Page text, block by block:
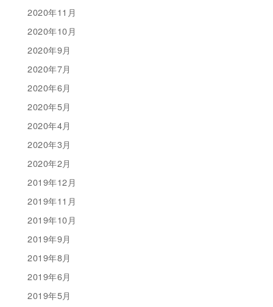
2020年11月
2020年10月
2020年9月
2020年7月
2020年6月
2020年5月
2020年4月
2020年3月
2020年2月
2019年12月
2019年11月
2019年10月
2019年9月
2019年8月
2019年6月
2019年5月